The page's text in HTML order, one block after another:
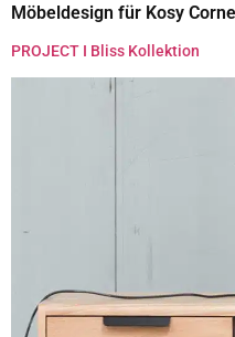
Möbeldesign für Kosy
PROJECT I Bliss Kollektion